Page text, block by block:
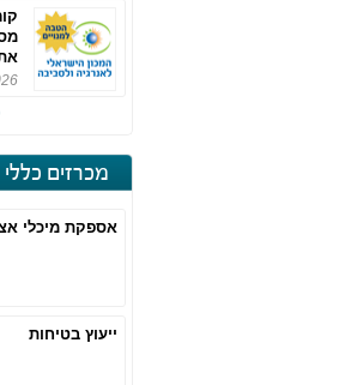
מכרזים כללי
אספקת מיכלי
ייעוץ בטיחות